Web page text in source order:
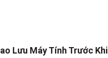
Lưu Máy Tính Trước Khi